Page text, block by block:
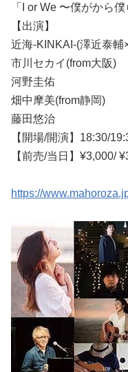
「I or We 〜僕がから
【出演】
近海-KINKAI-(澤近泰輔
市川セカイ(from大阪)
河野圭佑
畑中摩美(from静岡)
藤田悠治
【開場/開演】18:30/
【前売/当日】¥3,000/
https://